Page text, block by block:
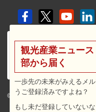
© 2026 travel voice.
観光産業ニュー
部から届く
一歩先の未来がみえるメ
うご登録済みですよね？
もし未だ登録していない